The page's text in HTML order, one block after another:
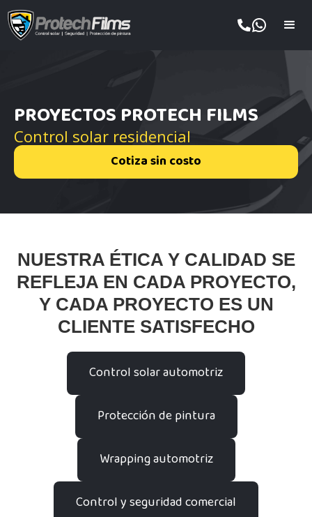
PROYECTOS PROTECH FILMS
Control solar residencial
Cotiza sin costo
NUESTRA ÉTICA Y CALIDAD SE
REFLEJA EN CADA PROYECTO,
Y CADA PROYECTO ES UN
CLIENTE SATISFECHO
Control solar automotriz
Protección de pintura
Wrapping automotriz
Control y seguridad comercial